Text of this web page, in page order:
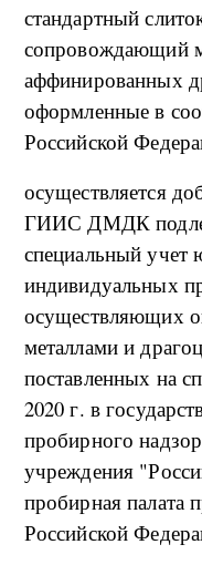
стандартный
сопровождающий
аффинированных
оформленные в
Российской
осуществляется
ГИИС ДМДК
специальный учет
индивидуальных
осуществляющих
металлами и
поставленных на
2020 г. в
пробирного
учреждения
пробирная палата
Российской